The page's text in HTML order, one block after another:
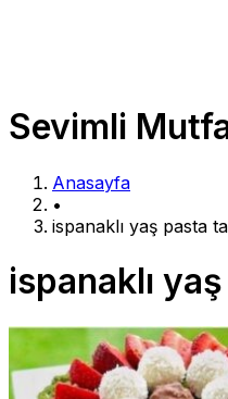
Sevimli
Anasayfa
•
ispanaklı yaş pasta
ispanaklı